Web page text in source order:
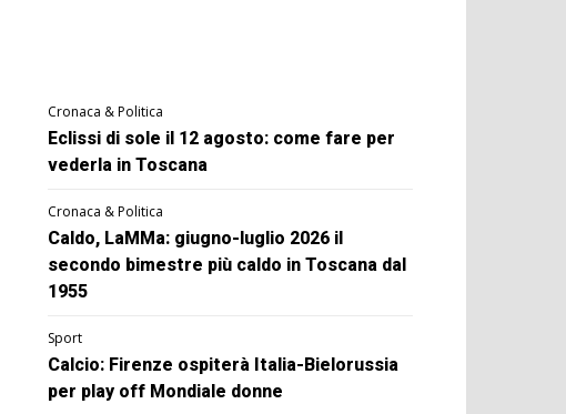
Cronaca & Politica
Eclissi di sole il 12 agosto: come fare per
vederla in Toscana
Cronaca & Politica
Caldo, LaMMa: giugno-luglio 2026 il
secondo bimestre più caldo in Toscana dal
1955
Sport
Calcio: Firenze ospiterà Italia-Bielorussia
per play off Mondiale donne